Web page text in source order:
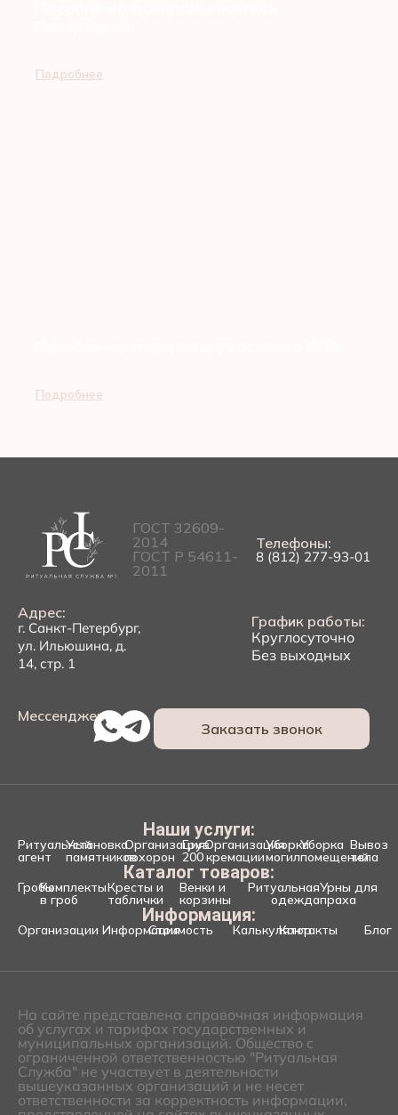
Подробнее
Подробнее
ГОСТ 32609-
2014
ГОСТ Р 54611-
2011
Телефоны:
8 (812) 277-93-01
Адрес:
г. Санкт-Петербург,
ул. Ильюшина, д.
14, стр. 1
График работы:
Круглосуточно
Без выходных
Мессенджеры:
Заказать звонок
Наши услуги:
Ритуальный
агент
Установка
памятников
Организация
похорон
Груз
200
Организация
кремации
Уборка
могил
Уборка
помещений
Вывоз
тела
Каталог товаров:
ГробыКомплекты
в гроб
Кресты и
таблички
Венки и
корзины
Ритуальная
одежда
Урны для
праха
Информация:
Организации ИнформацияСтоимость Калькулятор
Контакты Блог
На сайте представлена справочная информация
об услугах и тарифах государственных и
муниципальных организаций. Общество с
ограниченной ответственностью "Ритуальная
Служба" не участвует в деятельности
вышеуказанных организаций и не несет
ответственности за корректность информации,